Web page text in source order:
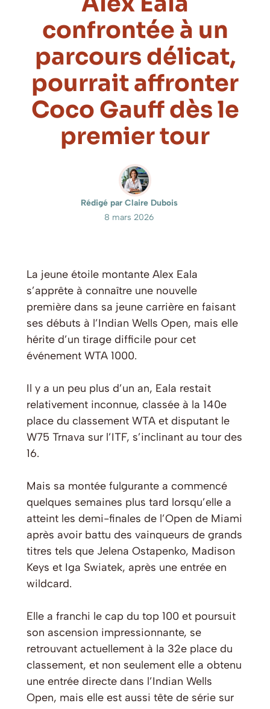
confrontée à un
parcours délicat,
pourrait affronter
Coco Gauff dès le
premier tour
Rédigé par Claire Dubois
8 mars 2026
La jeune étoile montante Alex Eala
s’apprête à connaître une nouvelle
première dans sa jeune carrière en faisant
ses débuts à l’Indian Wells Open, mais elle
hérite d’un tirage difficile pour cet
événement WTA 1000.
Il y a un peu plus d’un an, Eala restait
relativement inconnue, classée à la 140e
place du classement WTA et disputant le
W75 Trnava sur l’ITF, s’inclinant au tour des
16.
Mais sa montée fulgurante a commencé
quelques semaines plus tard lorsqu’elle a
atteint les demi-finales de l’Open de Miami
après avoir battu des vainqueurs de grands
titres tels que Jelena Ostapenko, Madison
Keys et Iga Swiatek, après une entrée en
wildcard.
Elle a franchi le cap du top 100 et poursuit
son ascension impressionnante, se
retrouvant actuellement à la 32e place du
classement, et non seulement elle a obtenu
une entrée directe dans l’Indian Wells
Open, mais elle est aussi tête de série sur